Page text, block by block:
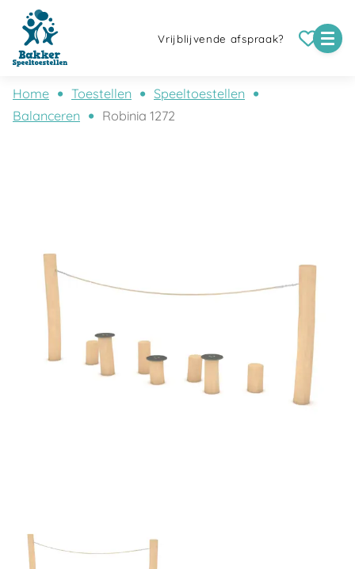
Vrijblijvende afspraak?
Home Toestellen
Speeltoestellen
Balanceren
Robinia 1272